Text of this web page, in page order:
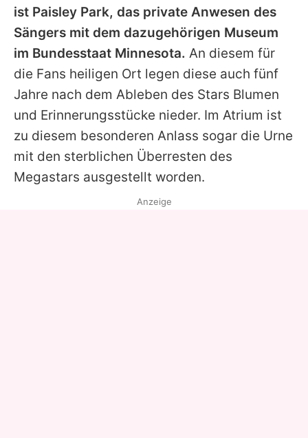
ist Paisley Park, das private Anwesen des
Sängers mit dem dazugehörigen Museum
im Bundesstaat Minnesota. An diesem für
die Fans heiligen Ort legen diese auch fünf
Jahre nach dem Ableben des Stars Blumen
und Erinnerungsstücke nieder. Im Atrium ist
zu diesem besonderen Anlass sogar die Urne
mit den sterblichen Überresten des
Megastars ausgestellt worden.
Anzeige